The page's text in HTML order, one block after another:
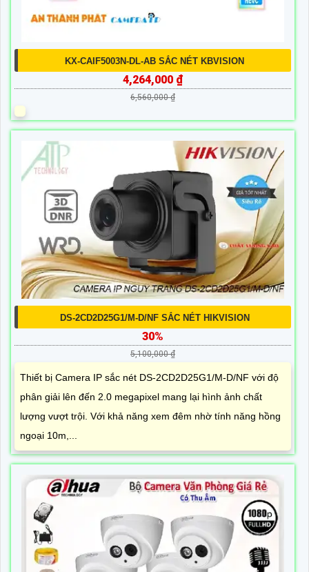
KX-CAIF5003N-DL-AB SẮC NÉT KBVISION
4,264,000 ₫
6,560,000 ₫
DS-2CD2D25G1/M-D/NF SẮC NÉT HIKVISION
30%
5,100,000 ₫
Thiết bị Camera IP sắc nét DS-2CD2D25G1/M-D/NF với độ
phân giải lên đến 2.0 megapixel mang lại hình ảnh chất
lượng vượt trội. Với khả năng xem đêm nhờ tính năng hồng
ngoại 10m,...